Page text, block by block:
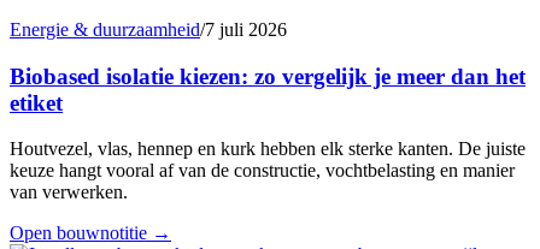
Energie & duurzaamheid/7 juli 2026
Biobased isolatie kiezen: zo vergelijk je meer dan het
etiket
Houtvezel, vlas, hennep en kurk hebben elk sterke kanten. De juiste
keuze hangt vooral af van de constructie, vochtbelasting en manier
van verwerken.
Open bouwnotitie →